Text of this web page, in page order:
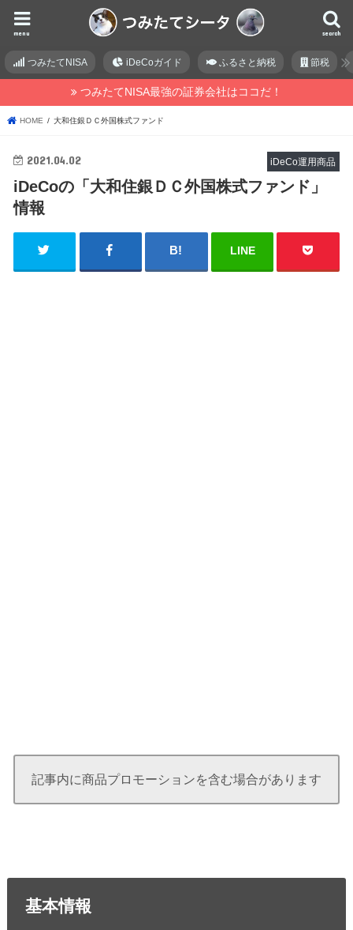
search
menu
つみたてNISA iDeCoガイド ふるさと納税 節税
つみたてNISA最強の証券会社はココだ！
HOME 大和住銀ＤＣ外国株式ファンド
iDeCo運用商品
2021.04.02
iDeCoの「大和住銀ＤＣ外国株式ファンド」
情報
LINE
記事内に商品プロモーションを含む場合があります
基本情報